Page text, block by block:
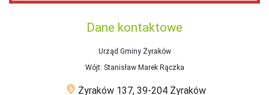
Dane kontaktowe
Urząd Gminy Żyraków
Wójt: Stanisław Marek Rączka
Żyraków 137, 39-204 Żyraków